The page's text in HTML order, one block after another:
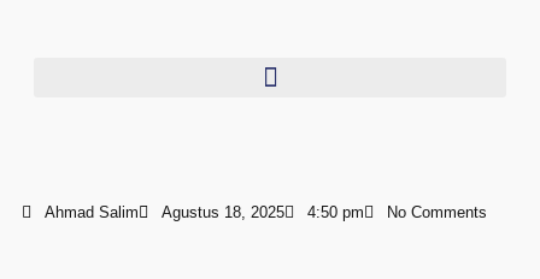
Ahmad Salim Agustus 18, 2025 4:50 pm No Comments